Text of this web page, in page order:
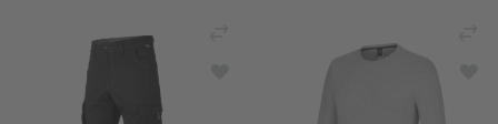
ZUR WUNSCHLISTE HINZUFÜGEN